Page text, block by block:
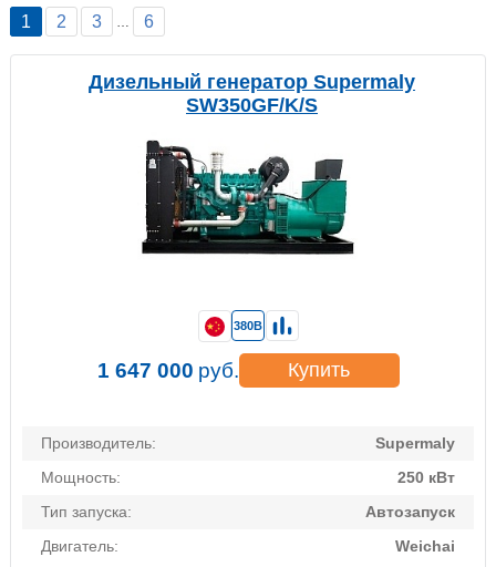
1 2 3 … 6
Дизельный генератор Supermaly
SW350GF/K/S
Производитель:
Supermaly
Мощность:
250 кВт
Тип запуска:
Автозапуск
Двигатель:
Weichai
380В
1 647 000 руб. Купить